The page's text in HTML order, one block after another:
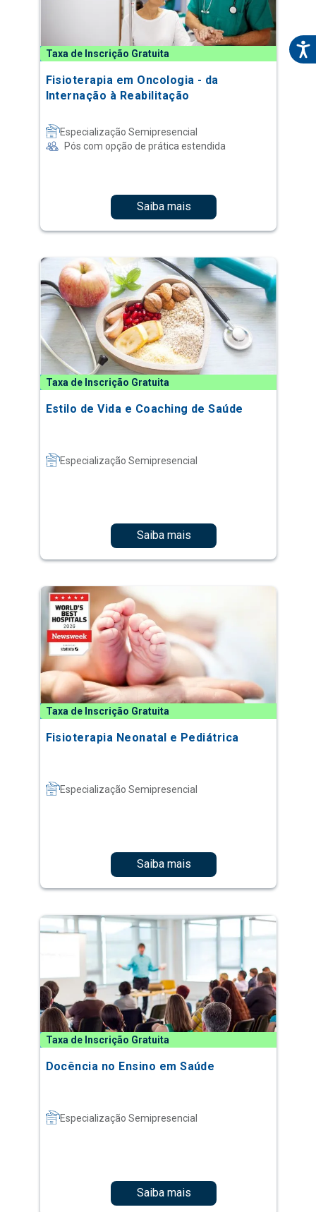
Taxa de Inscrição Gratuita
Fisioterapia em Oncologia - da
Internação à Reabilitação
Especialização Semipresencial
Pós com opção de prática estendida
Saiba mais
Taxa de Inscrição Gratuita
Estilo de Vida e Coaching de Saúde
Especialização Semipresencial
Saiba mais
Taxa de Inscrição Gratuita
Fisioterapia Neonatal e Pediátrica
Especialização Semipresencial
Saiba mais
Taxa de Inscrição Gratuita
Docência no Ensino em Saúde
Especialização Semipresencial
Saiba mais